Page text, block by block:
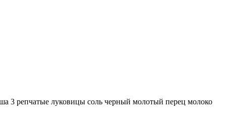
3 репчатые луковицы соль черный молотый перец молоко